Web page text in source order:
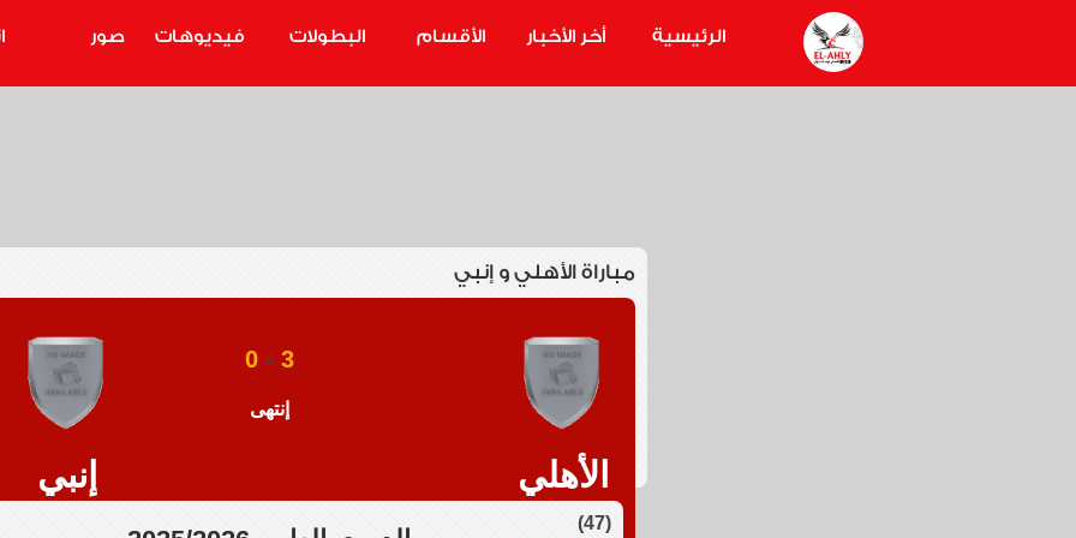
الرئيسية أخر الأخبار الأقسام البطولات فيديوهات صور
مباراة الأهلي و إنبي
الأهلي
3
-
0
إنتهى
إنبي
(47)